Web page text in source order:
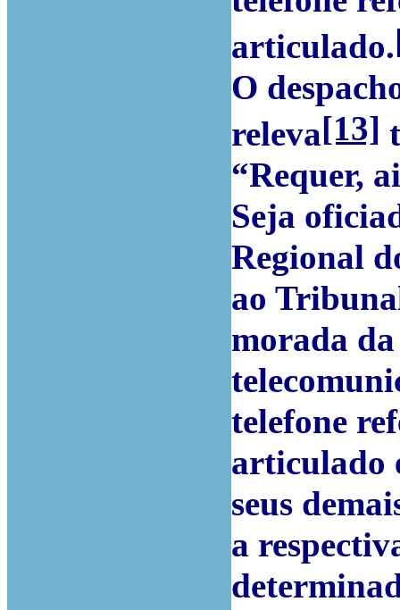
articulado.
O
releva[13]
“Requer,
Seja
Regional
ao
morada
telefone
articulado
seus
a